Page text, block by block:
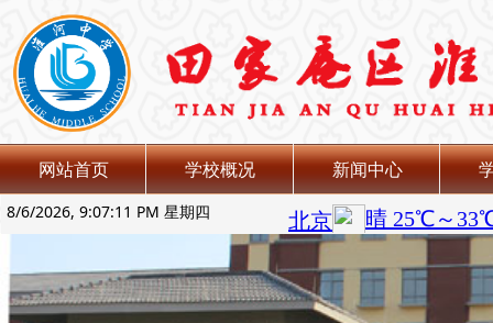
8/6/2026, 9:07:12 PM 星期四
网站首页 学校概况 新闻中心